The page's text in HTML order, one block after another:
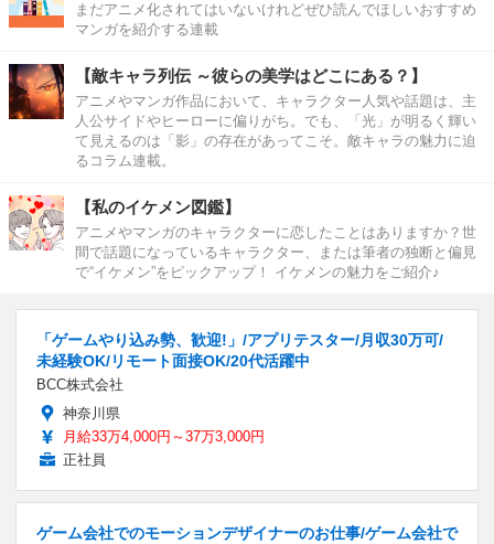
まだアニメ化されてはいないけれどぜひ読んでほしいおすすめ
マンガを紹介する連載
【敵キャラ列伝 ～彼らの美学はどこにある？】
アニメやマンガ作品において、キャラクター人気や話題は、主
人公サイドやヒーローに偏りがち。でも、「光」が明るく輝い
て見えるのは「影」の存在があってこそ。敵キャラの魅力に迫
るコラム連載。
【私のイケメン図鑑】
アニメやマンガのキャラクターに恋したことはありますか？世
間で話題になっているキャラクター、または筆者の独断と偏見
で“イケメン”をピックアップ！ イケメンの魅力をご紹介♪
「ゲームやり込み勢、歓迎!」/アプリテスター/月収30万可/
未経験OK/リモート面接OK/20代活躍中
BCC株式会社
神奈川県
月給33万4,000円～37万3,000円
正社員
ゲーム会社でのモーションデザイナーのお仕事/ゲーム会社で